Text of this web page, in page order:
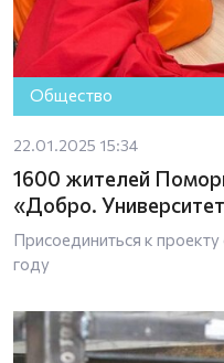
Общество
22.01.2025 15:34
1600 жителей
«Добро.
Присоединиться к
году